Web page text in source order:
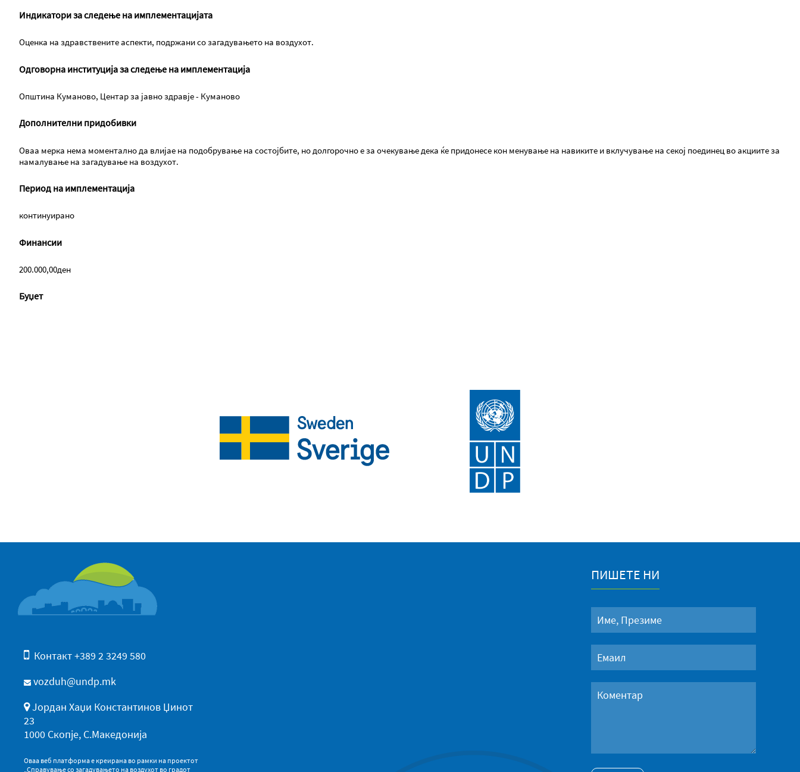
Индикатори за следење на имплементацијата
Оценка на здравствените аспекти, подржани со загадувањето на воздухот.
Одговорна институција за следење на имплементација
Општина Куманово, Центар за јавно здравје - Куманово
Дополнителни придобивки
Оваа мерка нема моментално да влијае на подобрување на состојбите, но долгорочно е за очекување дека ќе придонесе кон менување на навиките и вклучување на секој поединец во акциите за
намалување на загадување на воздухот.
Период на имплементација
континуирано
Финансии
200.000,00ден
Буџет
Контакт +389 2 3249 580
vozduh@undp.mk
Јордан Хаџи Константинов Џинот
23
1000 Скопје, С.Македонија
Оваа веб платформа е креирана во рамки на проектот
„Справување со загадувањето на воздухот во градот
ПИШЕТЕ НИ